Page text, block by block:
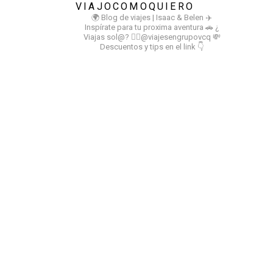
VIAJOCOMOQUIERO
🌍 Blog de viajes | Isaac & Belen ✈️
Inspírate para tu proxima aventura 🚗 ¿
Viajas sol@? 👉🏻@viajesengrupovcq 💸
Descuentos y tips en el link 👇